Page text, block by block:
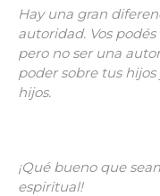
Hay una gran
autoridad. Vos
pero no ser una
poder sobre tus
hijos.
¡Qué bueno que
espiritual!